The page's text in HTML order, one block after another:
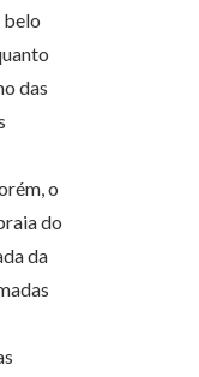
belo
das
o
do
da